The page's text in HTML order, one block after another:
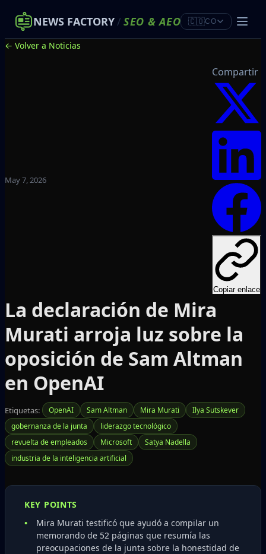
NEWS FACTORY/ SEO &AEO 🇨🇴CO
← Volver a Noticias
May 7, 2026
Compartir
Copiar enlace
La declaración de Mira
Murati arroja luz sobre la
oposición de Sam Altman
en OpenAI
Etiquetas: OpenAI Sam Altman Mira Murati
Ilya Sutskever
gobernanza de la junta
liderazgo tecnológico
revuelta de empleados
Microsoft
Satya Nadella
industria de la inteligencia artificial
KEY POINTS
Mira Murati testificó que ayudó a compilar un
memorando de 52 páginas que resumía las
preocupaciones de la junta sobre la honestidad de